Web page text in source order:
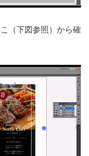
（下図参照）から確